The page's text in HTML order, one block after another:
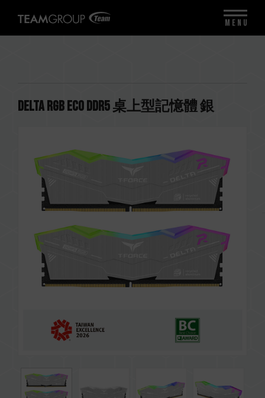
DELTA RGB ECO DDR5 桌上型記憶體 銀
MENU